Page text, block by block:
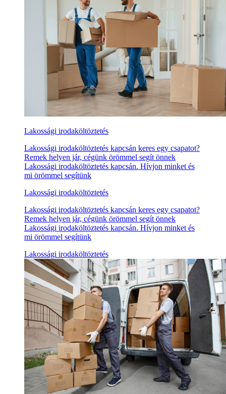
Lakossági irodaköltöztetés
Lakossági irodaköltöztetés kapcsán keres egy csapatot?
Remek helyen jár, cégünk örömmel segít önnek
Lakossági irodaköltöztetés kapcsán. Hívjon minket és
mi örömmel segítünk
Lakossági irodaköltöztetés
Lakossági irodaköltöztetés kapcsán keres egy csapatot?
Remek helyen jár, cégünk örömmel segít önnek
Lakossági irodaköltöztetés kapcsán. Hívjon minket és
mi örömmel segítünk
Lakossági irodaköltöztetés